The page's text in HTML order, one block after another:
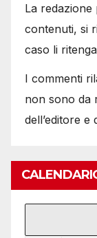
La redazione
contenuti, si
caso li
I commenti
non sono da
dell’editore e